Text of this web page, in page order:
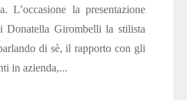
L’occasione la presentazione
Donatella Girombelli la stilista
di sè, il rapporto con gli
in azienda,...